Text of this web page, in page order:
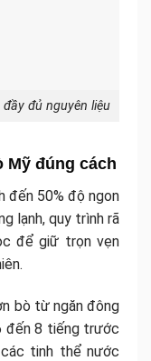
đủ nguyên liệu
Mỹ đúng cách
đến 50% độ ngon
lạnh, quy trình rã
để giữ trọn vẹn
bò từ ngăn đông
đến 8 tiếng trước
các tinh thể nước